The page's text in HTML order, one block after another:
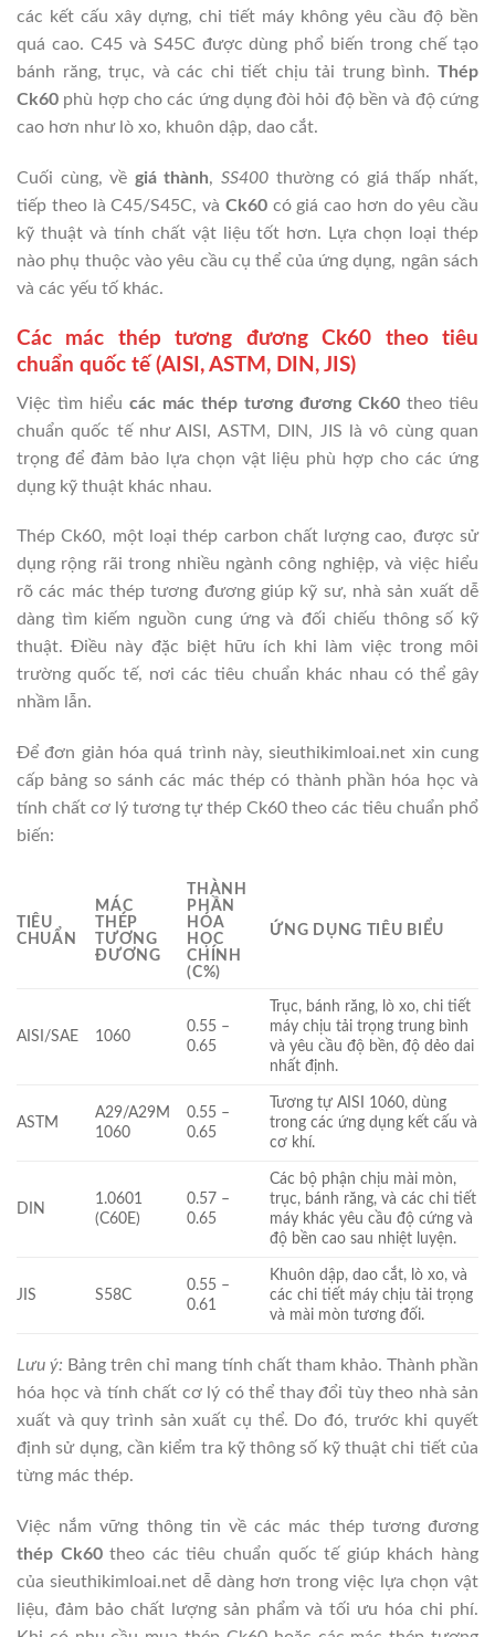
các kết cấu xây dựng, chi tiết máy không yêu cầu độ bền
quá cao. C45 và S45C được dùng phổ biến trong chế tạo
bánh răng, trục, và các chi tiết chịu tải trung bình. Thép
Ck60 phù hợp cho các ứng dụng đòi hỏi độ bền và độ cứng
cao hơn như lò xo, khuôn dập, dao cắt.
Cuối cùng, về giá thành,SS400 thường có giá thấp nhất,
tiếp theo là C45/S45C, và Ck60có giá cao hơn do yêu cầu
kỹ thuật và tính chất vật liệu tốt hơn. Lựa chọn loại thép
nào phụ thuộc vào yêu cầu cụ thể của ứng dụng, ngân sách
và các yếu tố khác.
Các mác thép tương đương Ck60 theo tiêu
chuẩn quốc tế (AISI, ASTM, DIN, JIS)
Việc tìm hiểu các mác thép tương đương Ck60 theo tiêu
chuẩn quốc tế như AISI, ASTM, DIN, JIS là vô cùng quan
trọng để đảm bảo lựa chọn vật liệu phù hợp cho các ứng
dụng kỹ thuật khác nhau.
Thép Ck60, một loại thép carbon chất lượng cao, được sử
dụng rộng rãi trong nhiều ngành công nghiệp, và việc hiểu
rõ các mác thép tương đương giúp kỹ sư, nhà sản xuất dễ
dàng tìm kiếm nguồn cung ứng và đối chiếu thông số kỹ
thuật. Điều này đặc biệt hữu ích khi làm việc trong môi
trường quốc tế, nơi các tiêu chuẩn khác nhau có thể gây
nhầm lẫn.
Để đơn giản hóa quá trình này, sieuthikimloai.net xin cung
cấp bảng so sánh các mác thép có thành phần hóa học và
tính chất cơ lý tương tự thép Ck60 theo các tiêu chuẩn phổ
biến:
TIÊU
CHUẨN
MÁC
THÉP
TƯƠNG
ĐƯƠNG
THÀNH
PHẦN
HÓA
HỌC
CHÍNH
(C%)
ỨNG DỤNG TIÊU BIỂU
AISI/SAE 1060
0.55 –
0.65
Trục, bánh răng, lò xo, chi tiết
máy chịu tải trọng trung bình
và yêu cầu độ bền, độ dẻo dai
nhất định.
ASTM
A29/A29M
1060
0.55 –
0.65
Tương tự AISI 1060, dùng
trong các ứng dụng kết cấu và
cơ khí.
DIN
1.0601
(C60E)
0.57 –
0.65
Các bộ phận chịu mài mòn,
trục, bánh răng, và các chi tiết
máy khác yêu cầu độ cứng và
độ bền cao sau nhiệt luyện.
JIS S58C
0.55 –
0.61
Khuôn dập, dao cắt, lò xo, và
các chi tiết máy chịu tải trọng
và mài mòn tương đối.
Lưu ý: Bảng trên chỉ mang tính chất tham khảo. Thành phần
hóa học và tính chất cơ lý có thể thay đổi tùy theo nhà sản
xuất và quy trình sản xuất cụ thể. Do đó, trước khi quyết
định sử dụng, cần kiểm tra kỹ thông số kỹ thuật chi tiết của
từng mác thép.
Việc nắm vững thông tin về các mác thép tương đương
thép Ck60theo các tiêu chuẩn quốc tế giúp khách hàng
của sieuthikimloai.net dễ dàng hơn trong việc lựa chọn vật
liệu, đảm bảo chất lượng sản phẩm và tối ưu hóa chi phí.